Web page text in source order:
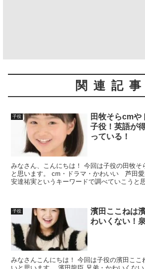
関連記事
子役
田牧そらcmや
子役！英語が
っている！
みなさん、こんにちは！ 今回は子役の田牧そ
と思います。 cm・ドラマ・かわいい 芦田
安達祐実というキーワードで調べていこうと
子役
濱田ここねは
わいくない！
みなさんこんにちは！ 今回は子役の濱田ここ